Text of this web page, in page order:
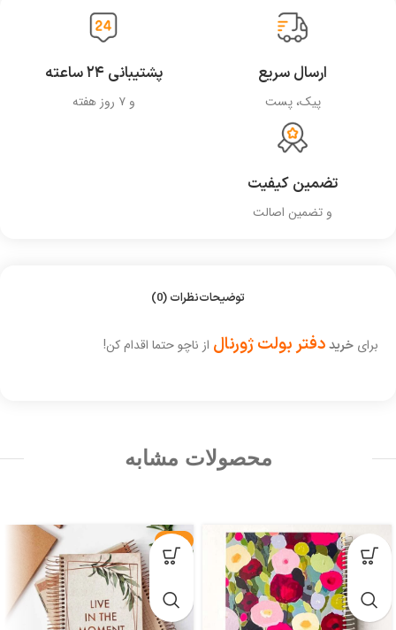
ارسال سریع
پیک، پست
پشتیبانی ۲۴ ساعته
و ۷ روز هفته
تضمین کیفیت
و تضمین اصالت
توضیحاتنظرات (0)
برای خریددفتر بولت ژورنال از ناچو حتما اقدام کن!
محصولات مشابه
-29%